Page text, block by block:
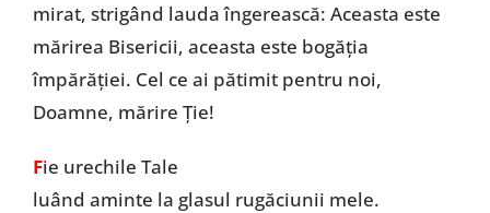
mirat, strigând lauda îngerească: Aceasta este
mărirea Bisericii, aceasta este bogăția
împărăției. Cel ce ai pătimit pentru noi,
Doamne, mărire Ție!
Fie urechile Tale
luând aminte la glasul rugăciunii mele.